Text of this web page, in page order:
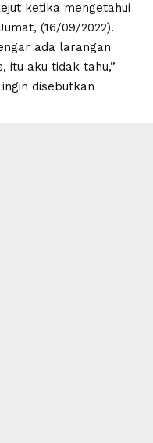
ketika mengetahui
(16/09/2022).
ada larangan
itu aku tidak tahu,”
disebutkan